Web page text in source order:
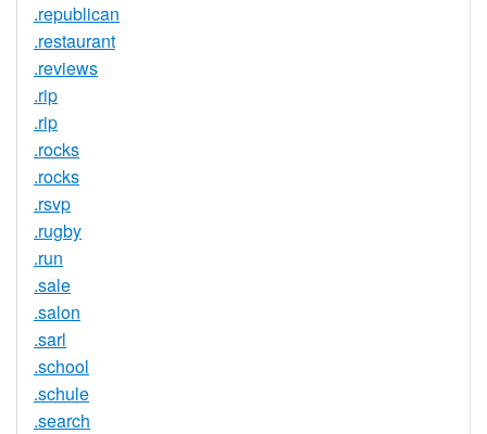
.republican
.restaurant
.reviews
.rip
.rip
.rocks
.rocks
.rsvp
.rugby
.run
.sale
.salon
.sarl
.school
.schule
.search